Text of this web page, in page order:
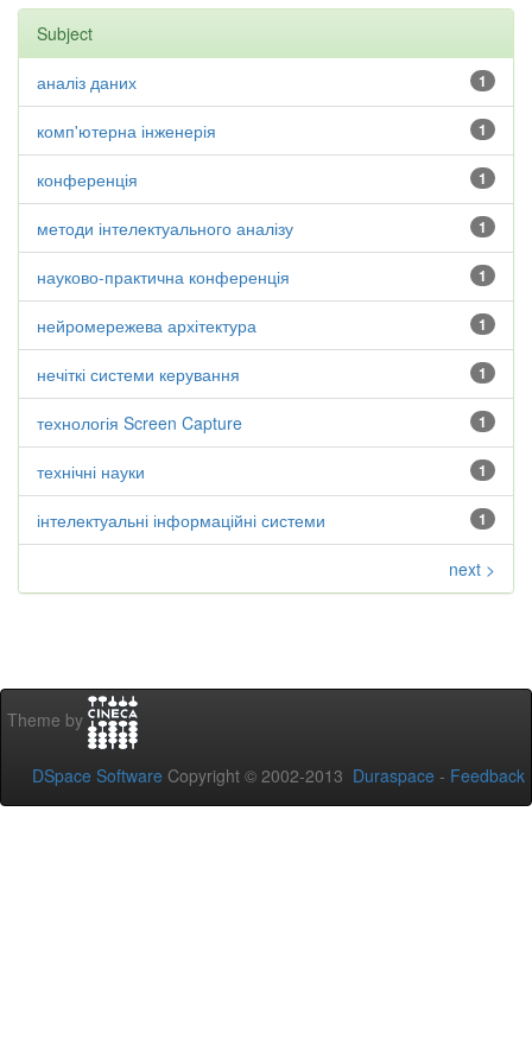
Subject
1
аналіз даних
1
комп'ютерна інженерія
1
конференція
1
методи інтелектуального аналізу
1
науково-практична конференція
1
нейромережева архітектура
1
нечіткі системи керування
1
технологія Screen Capture
1
технічні науки
1
інтелектуальні інформаційні системи
next >
Theme by
DSpace Software Copyright © 2002-2013 Duraspace - Feedback